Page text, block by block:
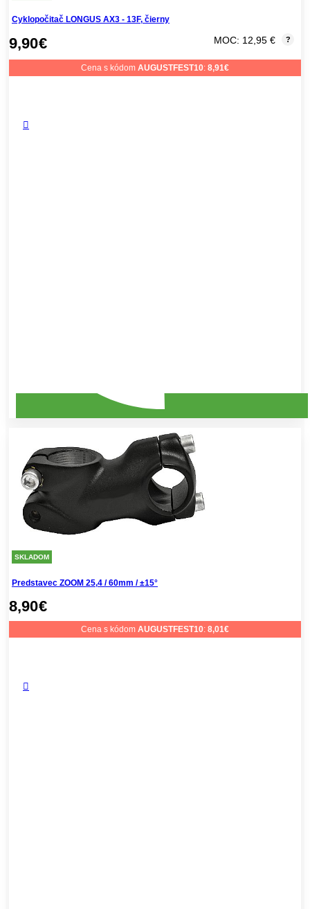
Cyklopočitač LONGUS AX3 - 13F, čierny
9,90€ MOC: 12,95 € ?
Cena s kódom AUGUSTFEST10: 8,91€
SKLADOM
Predstavec ZOOM 25,4 / 60mm / ±15°
8,90€
Cena s kódom AUGUSTFEST10: 8,01€